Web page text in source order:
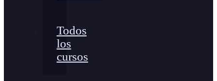
Todos
los
cursos